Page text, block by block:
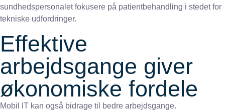
sundhedspersonalet fokusere på patientbehandling i stedet for
tekniske udfordringer.
Effektive
arbejdsgange giver
økonomiske fordele
Mobil IT kan også bidrage til bedre arbejdsgange.